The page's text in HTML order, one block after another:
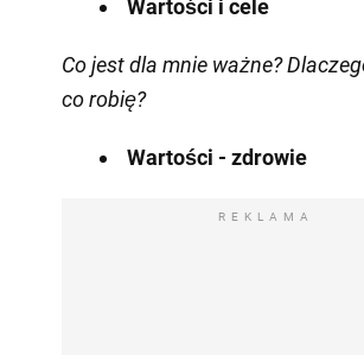
Wartości i cele
Co jest dla mnie ważne?
co robię?
Wartości - zdrowie
REKLAMA